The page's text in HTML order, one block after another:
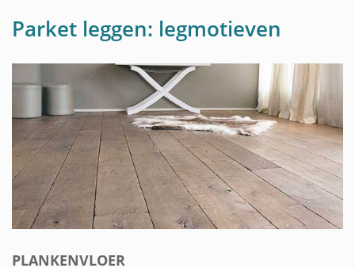
Parket leggen: legmotieven
PLANKENVLOER